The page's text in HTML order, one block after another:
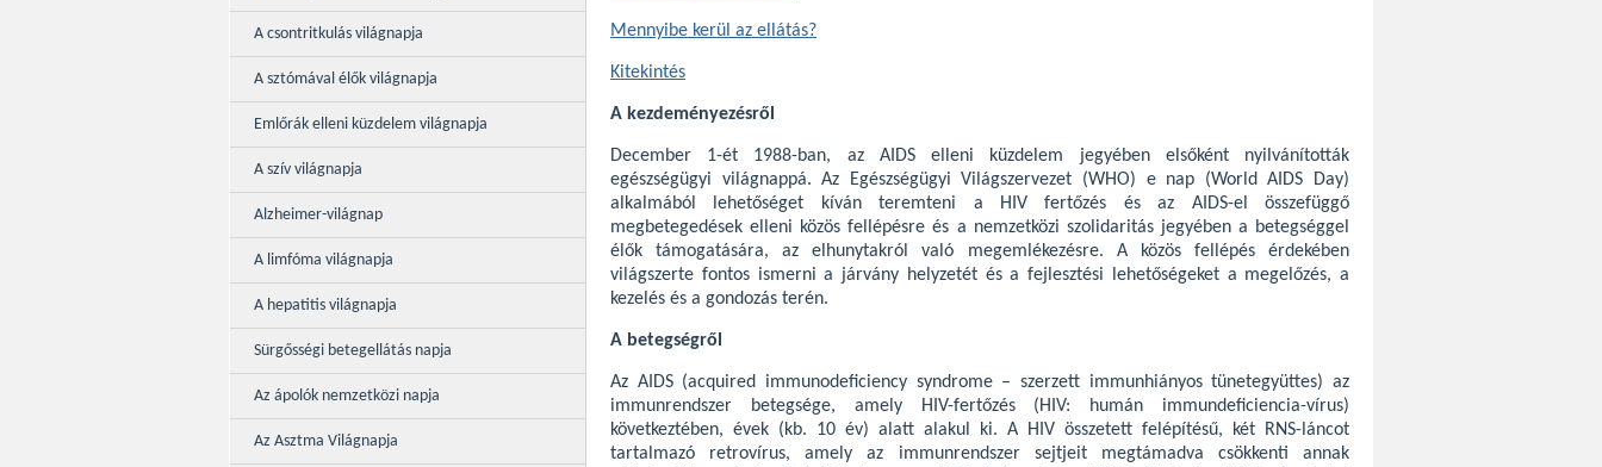
A csontritkulás világnapja
A sztómával élők világnapja
Emlőrák elleni küzdelem világnapja
A szív világnapja
Alzheimer-világnap
A limfóma világnapja
A hepatitis világnapja
Sürgősségi betegellátás napja
Az ápolók nemzetközi napja
Az Asztma Világnapja
Mennyibe kerül az ellátás?
Kitekintés
A kezdeményezésről
December 1-ét 1988-ban, az AIDS elleni küzdelem jegyében elsőként nyilvánították
egészségügyi világnappá. Az Egészségügyi Világszervezet (WHO) e nap (World AIDS Day)
alkalmából lehetőséget kíván teremteni a HIV fertőzés és az AIDS-el összefüggő
megbetegedések elleni közös fellépésre és a nemzetközi szolidaritás jegyében a betegséggel
élők támogatására, az elhunytakról való megemlékezésre. A közös fellépés érdekében
világszerte fontos ismerni a járvány helyzetét és a fejlesztési lehetőségeket a megelőzés, a
kezelés és a gondozás terén.
A betegségről
Az AIDS (acquired immunodeficiency syndrome – szerzett immunhiányos tünetegyüttes) az
immunrendszer betegsége, amely HIV-fertőzés (HIV: humán immundeficiencia-vírus)
következtében, évek (kb. 10 év) alatt alakul ki. A HIV összetett felépítésű, két RNS-láncot
tartalmazó retrovírus, amely az immunrendszer sejtjeit megtámadva csökkenti annak